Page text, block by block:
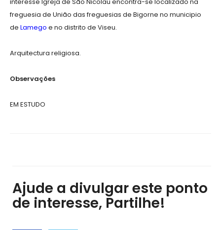
freguesia de União das freguesias de Bigorne no municipio
de Lamego e no distrito de Viseu.
Arquitectura religiosa.
Observações
EM ESTUDO
Ajude a divulgar este ponto
de interesse, Partilhe!